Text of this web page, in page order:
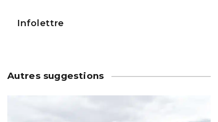
Infolettre
Autres suggestions